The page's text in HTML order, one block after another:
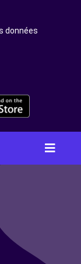
données